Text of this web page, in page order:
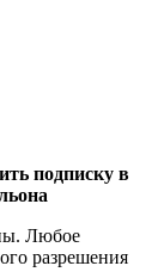
подписку в
Любое
разрешения